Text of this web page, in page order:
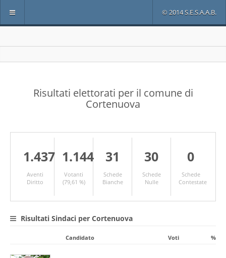
© 2014 S.E.S.A.A.B.
Risultati elettorati per il comune di
Cortenuova
1.437
Aventi
Diritto
1.144
Votanti
(79,61 %)
31
Schede
Bianche
30
Schede
Nulle
0
Schede
Contestate
Risultati Sindaci per Cortenuova
Candidato Voti %